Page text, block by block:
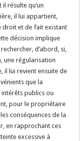
résulte qu’un
il lui appartient,
droit et de fait existant
décision implique
d’abord, si,
une régularisation
il lui revient ensuite de
que la
publics ou
pour le propriétaire
conséquences de la
en rapprochant ces
excessive à